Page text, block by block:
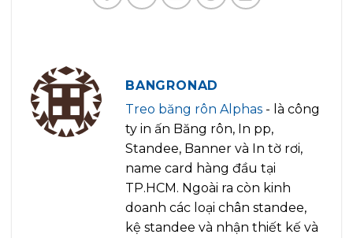
BANGRONAD
Treo băng rôn Alphas - là công
ty in ấn Băng rôn, In pp,
Standee, Banner và In tờ rơi,
name card hàng đầu tại
TP.HCM. Ngoài ra còn kinh
doanh các loại chân standee,
kệ standee và nhận thiết kế và